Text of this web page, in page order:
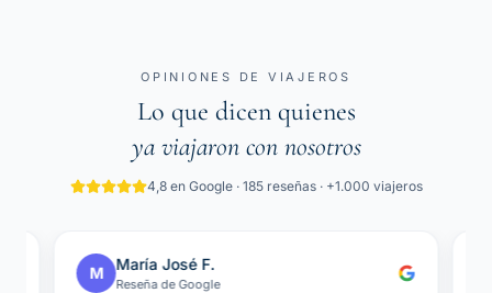
OPINIONES DE VIAJEROS
Lo que dicen quienes
ya viajaron con nosotros
4,8 en Google · 185 reseñas · +1.000 viajeros
M María José F.
Reseña de Google